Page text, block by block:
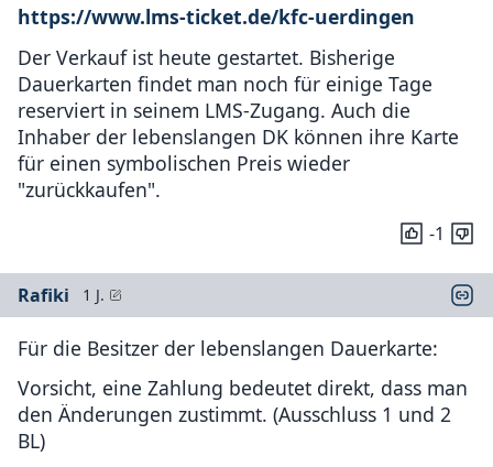
https://www.lms-ticket.de/kfc-uerdingen
Der Verkauf ist heute gestartet. Bisherige
Dauerkarten findet man noch für einige Tage
reserviert in seinem LMS-Zugang. Auch die
Inhaber der lebenslangen DK können ihre Karte
für einen symbolischen Preis wieder
"zurückkaufen".
-1
Rafiki 1 J.
Für die Besitzer der lebenslangen Dauerkarte:
Vorsicht, eine Zahlung bedeutet direkt, dass man
den Änderungen zustimmt. (Ausschluss 1 und 2
BL)